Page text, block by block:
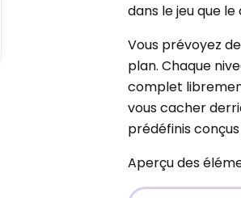
dans le jeu que
Vous prévoyez
plan. Chaque
complet
vous cacher
prédéfinis
Aperçu des